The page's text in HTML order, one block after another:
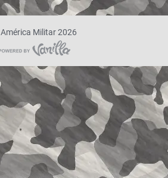
América Militar 2026